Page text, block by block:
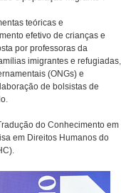
teóricas e
efetivo de crianças e
por professoras da
imigrantes e refugiadas,
(ONGs) e
de bolsistas de
do Conhecimento em
em Direitos Humanos do